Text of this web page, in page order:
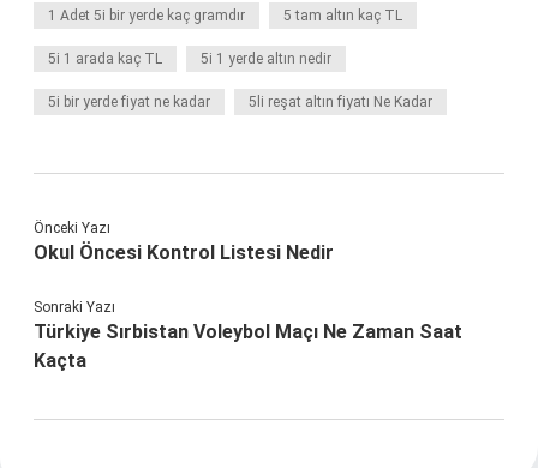
1 Adet 5i bir yerde kaç gramdır 5 tam altın kaç TL
5i 1 arada kaç TL 5i 1 yerde altın nedir
5i bir yerde fiyat ne kadar 5li reşat altın fiyatı Ne Kadar
Önceki Yazı
Okul Öncesi Kontrol Listesi Nedir
Sonraki Yazı
Türkiye Sırbistan Voleybol Maçı Ne Zaman Saat
Kaçta